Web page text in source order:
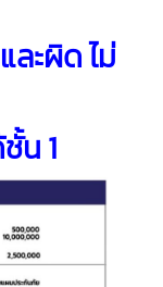
ะผิด ไม่
น 1